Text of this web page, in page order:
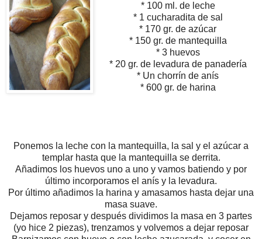
* 100 ml. de leche
* 1 cucharadita de sal
* 170 gr. de azúcar
* 150 gr. de mantequilla
* 3 huevos
* 20 gr. de levadura de panadería
* Un chorrín de anís
* 600 gr. de harina
Ponemos la leche con la mantequilla, la sal y el azúcar a
templar hasta que la mantequilla se derrita.
Añadimos los huevos uno a uno y vamos batiendo y por
último incorporamos el anís y la levadura.
Por último añadimos la harina y amasamos hasta dejar una
masa suave.
Dejamos reposar y después dividimos la masa en 3 partes
(yo hice 2 piezas), trenzamos y volvemos a dejar reposar